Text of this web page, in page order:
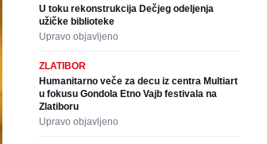
U toku rekonstrukcija Dečjeg odeljenja
užičke biblioteke
Upravo objavljeno
ZLATIBOR
Humanitarno veče za decu iz centra Multiart
u fokusu Gondola Etno Vajb festivala na
Zlatiboru
Upravo objavljeno